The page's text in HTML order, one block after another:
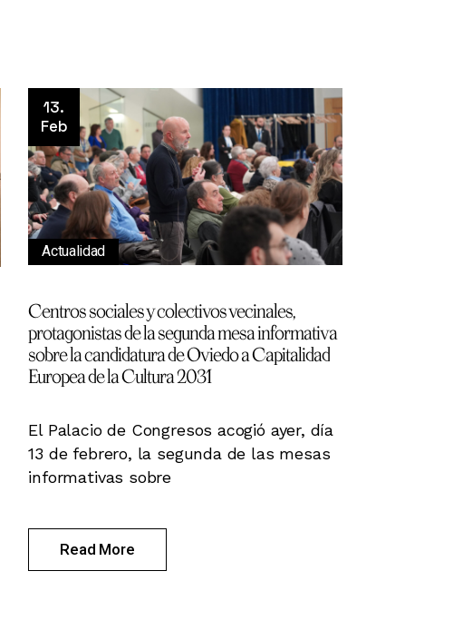
13.
Feb
Actualidad
Centros sociales y colectivos vecinales,
protagonistas de la segunda mesa informativa
sobre la candidatura de Oviedo a Capitalidad
Europea de la Cultura 2031
El Palacio de Congresos acogió ayer, día
13 de febrero, la segunda de las mesas
informativas sobre
Read More